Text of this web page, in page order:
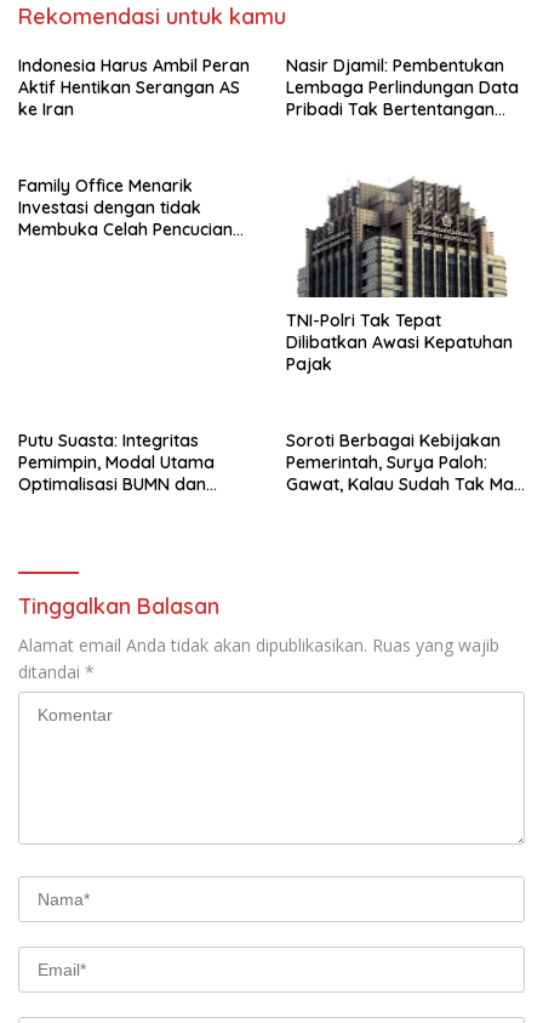
Rekomendasi untuk kamu
Indonesia Harus Ambil Peran
Aktif Hentikan Serangan AS
ke Iran
Nasir Djamil: Pembentukan
Lembaga Perlindungan Data
Pribadi Tak Bertentangan
Family Office Menarik
Investasi dengan tidak
Membuka Celah Pencucian
TNI-Polri Tak Tepat
Dilibatkan Awasi Kepatuhan
Pajak
Putu Suasta: Integritas
Pemimpin, Modal Utama
Optimalisasi BUMN dan
Soroti Berbagai Kebijakan
Pemerintah, Surya Paloh:
Gawat, Kalau Sudah Tak Mau
Tinggalkan Balasan
Alamat email Anda tidak akan dipublikasikan. Ruas yang wajib
ditandai *